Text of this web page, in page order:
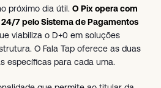
próximo dia útil. O Pix opera com
7 pelo Sistema de Pagamentos
viabiliza o D+0 em soluções
O Fala Tap oferece as duas
específicas para cada uma.